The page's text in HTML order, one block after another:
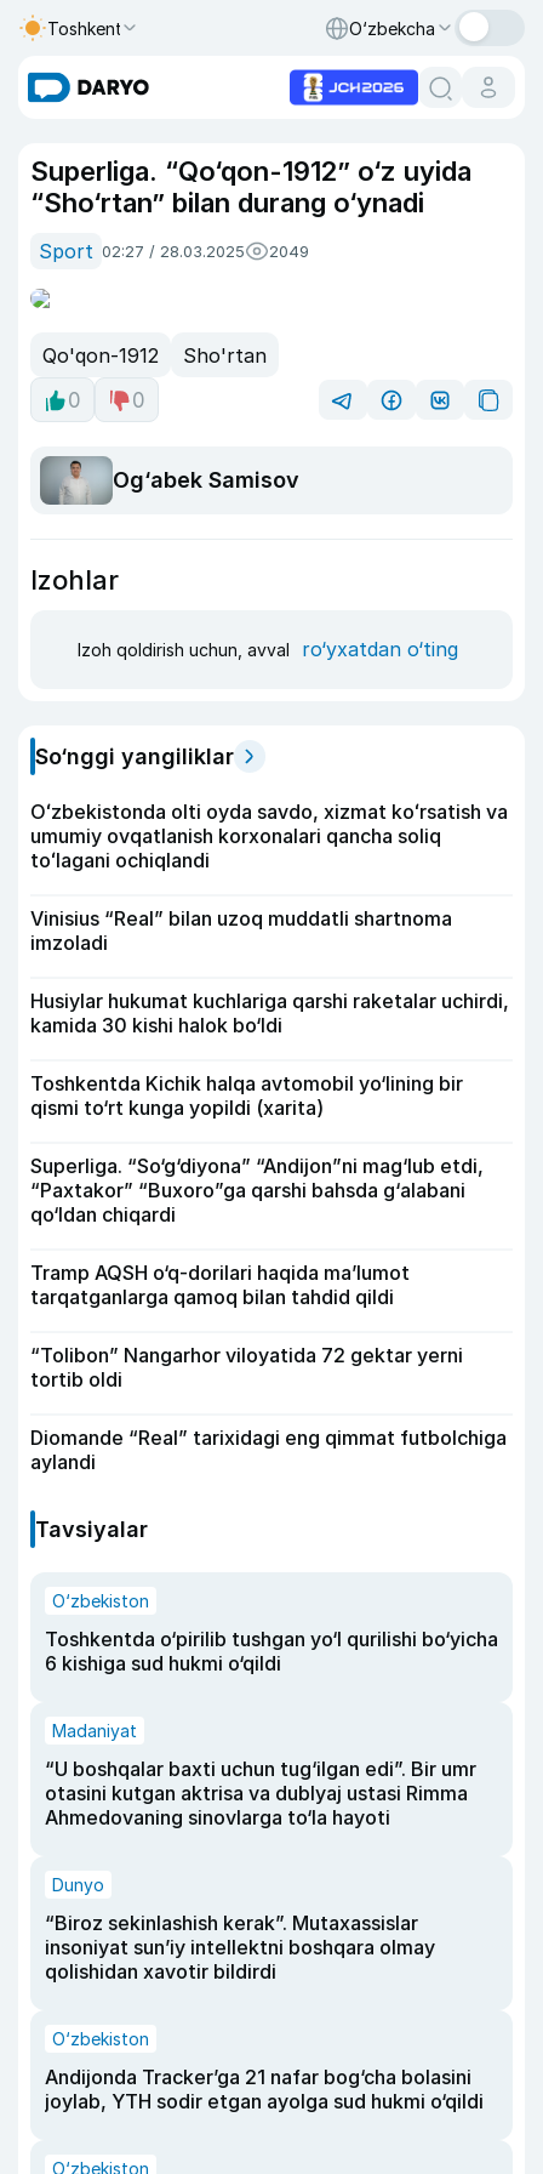
Toshkent O‘zbekcha
Superliga. “Qo‘qon-1912” o‘z uyida
“Sho‘rtan” bilan durang o‘ynadi
Sport 02:27 / 28.03.2025 2049
Qo'qon-1912
Sho'rtan
0
0
Og‘abek Samisov
Izohlar
Izoh qoldirish uchun, avval ro‘yxatdan o‘ting
So‘nggi yangiliklar
Oʻzbekistonda olti oyda savdo, xizmat koʻrsatish va
umumiy ovqatlanish korxonalari qancha soliq
toʻlagani ochiqlandi
Vinisius “Real” bilan uzoq muddatli shartnoma
imzoladi
Husiylar hukumat kuchlariga qarshi raketalar uchirdi,
kamida 30 kishi halok bo‘ldi
Toshkentda Kichik halqa avtomobil yo‘lining bir
qismi to‘rt kunga yopildi (xarita)
Superliga. “So‘g‘diyona” “Andijon”ni mag‘lub etdi,
“Paxtakor” “Buxoro”ga qarshi bahsda g‘alabani
qo‘ldan chiqardi
Tramp AQSH o‘q-dorilari haqida ma’lumot
tarqatganlarga qamoq bilan tahdid qildi
“Tolibon” Nangarhor viloyatida 72 gektar yerni
tortib oldi
Diomande “Real” tarixidagi eng qimmat futbolchiga
aylandi
Tavsiyalar
O‘zbekiston
Toshkentda o‘pirilib tushgan yo‘l qurilishi bo‘yicha
6 kishiga sud hukmi o‘qildi
Madaniyat
“U boshqalar baxti uchun tug‘ilgan edi”. Bir umr
otasini kutgan aktrisa va dublyaj ustasi Rimma
Ahmedovaning sinovlarga to‘la hayoti
Dunyo
“Biroz sekinlashish kerak”. Mutaxassislar
insoniyat sun’iy intellektni boshqara olmay
qolishidan xavotir bildirdi
O‘zbekiston
Andijonda Tracker’ga 21 nafar bog‘cha bolasini
joylab, YTH sodir etgan ayolga sud hukmi o‘qildi
O‘zbekiston